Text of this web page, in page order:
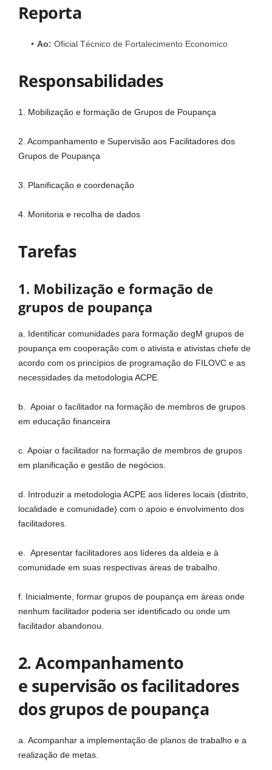
Reporta
Ao: Oficial Técnico de Fortalecimento Economico
Responsabilidades
1. Mobilização e formação de Grupos de Poupança
2. Acompanhamento e Supervisão aos Facilitadores dos
Grupos de Poupança
3. Planificação e coordenação
4. Monitoria e recolha de dados
Tarefas
1. Mobilização e formação de
grupos de poupança
a. Identificar comunidades para formação degM grupos de
poupança em cooperação com o ativista e ativistas chefe de
acordo com os princípios de programação do FILOVC e as
necessidades da metodologia ACPE.
b. Apoiar o facilitador na formação de membros de grupos
em educação financeira
c. Apoiar o facilitador na formação de membros de grupos
em planificação e gestão de negócios.
d. Introduzir a metodologia ACPE aos líderes locais (distrito,
localidade e comunidade) com o apoio e envolvimento dos
facilitadores.
e. Apresentar facilitadores aos líderes da aldeia e à
comunidade em suas respectivas áreas de trabalho.
f. Inicialmente, formar grupos de poupança em áreas onde
nenhum facilitador poderia ser identificado ou onde um
facilitador abandonou.
2. Acompanhamento
e supervisão os facilitadores
dos grupos de poupança
a. Acompanhar a implementação de planos de trabalho e a
realização de metas.